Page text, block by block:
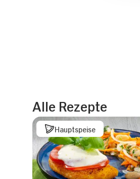
Alle Rezepte
Hauptspeise